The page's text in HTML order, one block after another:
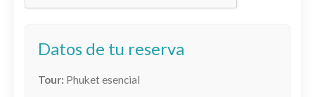
Datos de tu reserva
Tour: Phuket esencial